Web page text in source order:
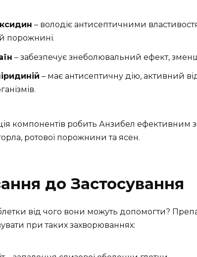
– володіє антисептичними
порожнині.
– забезпечує знеболювальний ефект,
– має антисептичну дію, активний
компонентів робить Анзибел ефективним
ротової порожнини та ясен.
до Застосування
від чого вони можуть допомогти?
при таких захворюваннях: